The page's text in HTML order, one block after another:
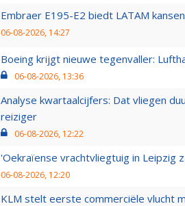
Embraer E195-E2 biedt LATAM
06-08-2026, 14:27
Boeing krijgt nieuwe tegenvaller:
06-08-2026, 13:36
Analyse kwartaalcijfers: Dat vliegen
reiziger
06-08-2026, 12:22
'Oekraïense vrachtvliegtuig in Leipzig
06-08-2026, 12:20
KLM stelt eerste commerciële vlucht